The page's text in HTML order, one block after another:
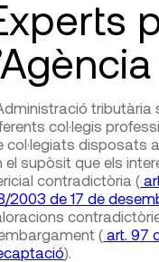
tributària
col·legis
col·legiats disposats
el supòsit que els
contradictòria (
2003 de 17 de
(art. 97
).